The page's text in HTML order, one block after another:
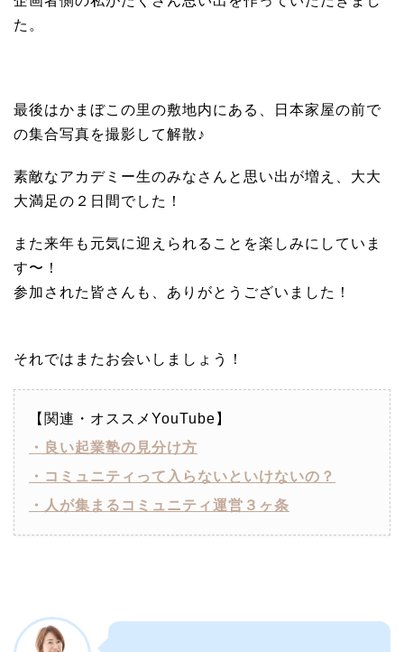
た。
最後はかまぼこの里の敷地内にある、日本家屋の前で
の集合写真を撮影して解散♪
素敵なアカデミー生のみなさんと思い出が増え、大大
大満足の２日間でした！
また来年も元気に迎えられることを楽しみにしていま
す〜！
参加された皆さんも、ありがとうございました！
それではまたお会いしましょう！
【関連・オススメYouTube】
・良い起業塾の見分け方
・コミュニティって入らないといけないの？
・人が集まるコミュニティ運営３ヶ条